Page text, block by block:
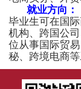
就业方向：
毕业生可在国
机构、跨国公
位从事国际贸
秘、跨境电商等